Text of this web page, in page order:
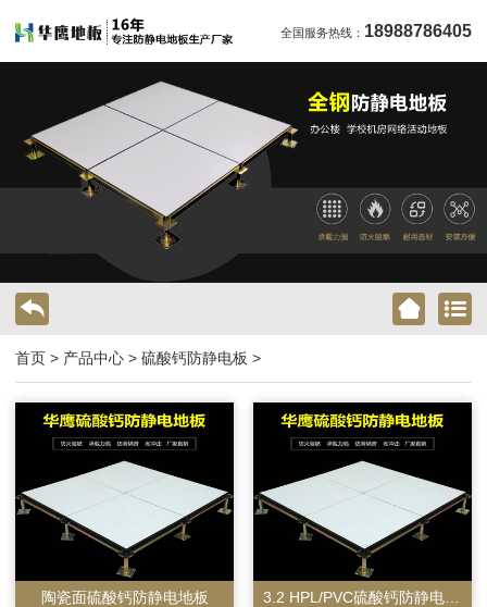
全国服务热线： 18988786405
首页 > 产品中心 >硫酸钙防静电板 >
陶瓷面硫酸钙防静电地板 3.2 HPL/PVC硫酸钙防静电地板